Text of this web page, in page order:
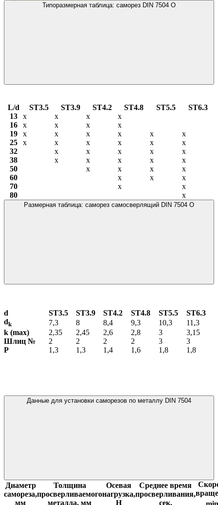
Типоразмерная таблица: саморез DIN 7504 О
L/d ST3.5 ST3.9 ST4.2 ST4.8 ST5.5
ST6.3
13
х х х
х
16
х х х
х
19
х х х х х
х
25
х х х х х
х
32
х х х х
х
38
х х х х
х
50
х х х
х
60
х х
х
70
х
х
80
х
Размерная таблица: саморез самосверлящий DIN 7504 О
d ST3.5 ST3.9 ST4.2 ST4.8 ST5.5
ST6.3
dk 7,3 8 8,4 9,3 10,3
11,3
k (max)
2,35 2,45 2,6 2,8 3
3,15
Шлиц №
2 2 2 2 3
3
P
1,3 1,3 1,4 1,6 1,8 1,8
Данные для установки саморезов по металлу DIN 7504
Диаметр
самореза,
мм
Толщина
просверливаемого
металла, мм
Осевая
нагрузка,
Н
Среднее время
просверливания,
сек.